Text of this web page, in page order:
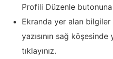
Profili Düzenle butonuna
Ekranda yer alan
yazısının sağ
tıklayınız.